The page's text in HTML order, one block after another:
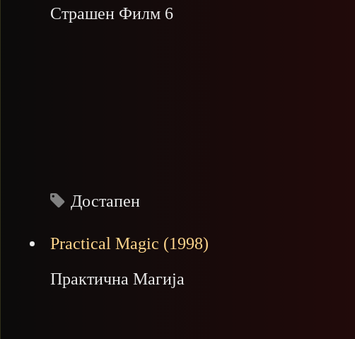
Страшен Филм 6
Достапен
Practical Magic (1998)
Практична Магија